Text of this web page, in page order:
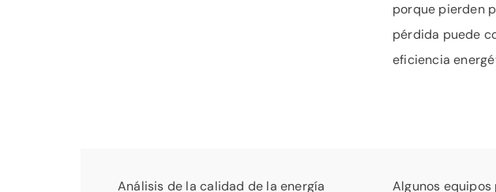
porque pierden
pérdida puede
eficiencia
Análisis de la calidad de la energía
Algunos